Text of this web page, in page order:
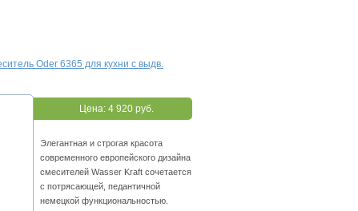
Oder 6365 для кухни с выдв.
Цена: 4 920 руб.
Элегантная и строгая красота
современного европейского дизайна
смесителей Wasser Kraft сочетается
с потрясающей, педантичной
немецкой функциональностью.